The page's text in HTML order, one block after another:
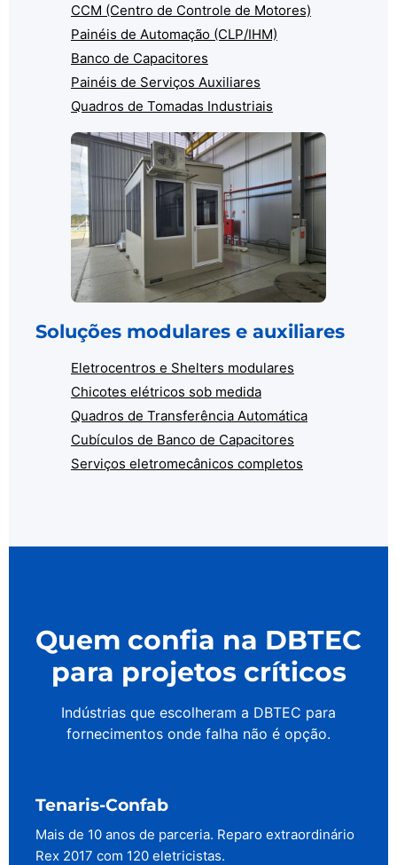
CCM (Centro de Controle de Motores)
Painéis de Automação (CLP/IHM)
Banco de Capacitores
Painéis de Serviços Auxiliares
Quadros de Tomadas Industriais
Soluções modulares e auxiliares
Eletrocentros e Shelters modulares
Chicotes elétricos sob medida
Quadros de Transferência Automática
Cubículos de Banco de Capacitores
Serviços eletromecânicos completos
Quem confia na DBTEC
para projetos críticos
Indústrias que escolheram a DBTEC para
fornecimentos onde falha não é opção.
Tenaris-Confab
Mais de 10 anos de parceria. Reparo extraordinário
Rex 2017 com 120 eletricistas.